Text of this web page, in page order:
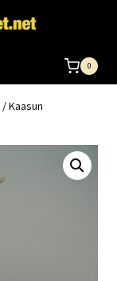
0
/Kaasun